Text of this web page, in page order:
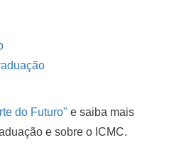
do Futuro" e saiba mais
e sobre o ICMC.